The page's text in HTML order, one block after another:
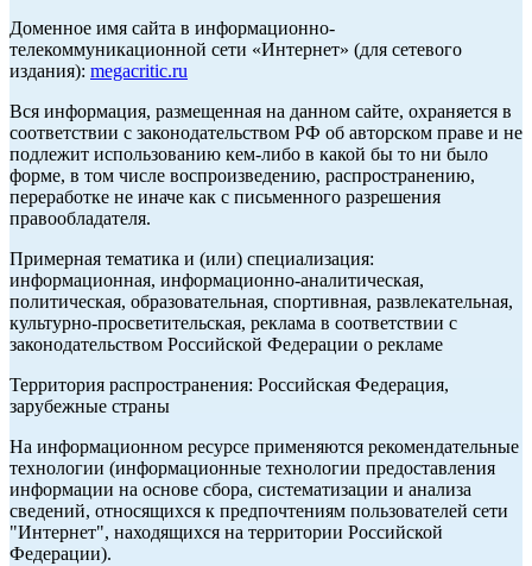
Доменное имя сайта в информационно-
телекоммуникационной сети «Интернет» (для сетевого
издания): megacritic.ru
Вся информация, размещенная на данном сайте, охраняется в
соответствии с законодательством РФ об авторском праве и не
подлежит использованию кем-либо в какой бы то ни было
форме, в том числе воспроизведению, распространению,
переработке не иначе как с письменного разрешения
правообладателя.
Примерная тематика и (или) специализация:
информационная, информационно-аналитическая,
политическая, образовательная, спортивная, развлекательная,
культурно-просветительская, реклама в соответствии с
законодательством Российской Федерации о рекламе
Территория распространения: Российская Федерация,
зарубежные страны
На информационном ресурсе применяются рекомендательные
технологии (информационные технологии предоставления
информации на основе сбора, систематизации и анализа
сведений, относящихся к предпочтениям пользователей сети
"Интернет", находящихся на территории Российской
Федерации).